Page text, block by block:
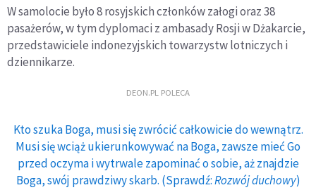
W samolocie było 8 rosyjskich członków załogi oraz 38
pasażerów, w tym dyplomaci z ambasady Rosji w Dżakarcie,
przedstawiciele indonezyjskich towarzystw lotniczych i
dziennikarze.
DEON.PL POLECA
Kto szuka Boga, musi się zwrócić całkowicie do wewnątrz.
Musi się wciąż ukierunkowywać na Boga, zawsze mieć Go
przed oczyma i wytrwale zapominać o sobie, aż znajdzie
Boga, swój prawdziwy skarb. (Sprawdź:Rozwój duchowy)